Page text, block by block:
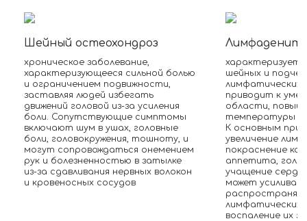
Шейный остеохондроз
хроническое заболевание,
характеризующееся сильной болью
и ограничением подвижности,
заставляя людей избегать
движений головой из-за усиления
боли. Сопутствующие симптомы
включают шум в ушах, головные
боли, головокружения, тошноту, и
могут сопровождаться онемением
рук и болезненностью в затылке
из-за сдавливания нервных волокон
и кровеносных сосудов
Лимфаденит
шейных и
лимфатических
приводит к
области,
температуры и
К основным
увеличение
покраснение
аппетита,
учащение
может
лимфатических
воспаление их